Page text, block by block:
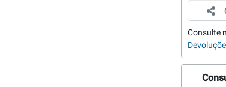
Consulte